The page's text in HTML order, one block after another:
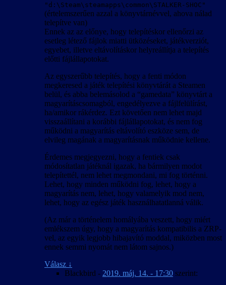
"d:\Steam\steamapps\common\STALKER-SHOC"
(értelemszerűen azzal a könyvtárnévvel, ahova nálad
telepítve van)
Ennek az az előnye, hogy telepítéskor ellenőrzi az
esetleg létező fájlok miatti ütközéseket, játékverziót,
egyebet, illetve eltávolításkor helyreállítja a telepítés
előtti fájlállapotokat.
Az egyszerűbb telepítés, hogy a fenti módon
megkeresed a játék telepítési könyvtárát a Steamen
belül, és abba belemásolod a “gamedata” könyvtárt a
magyarításcsomagból, engedélyezve a fájlfelülírást,
ha/amikor rákérdez. Ezt követően nem lehet majd
visszaállítani a korábbi fájlállapotokat, és nem fog
működni a magyarítás eltávolító eszköze sem, de
elvileg magának a magyarításnak működnie kellene.
Érdemes megjegyezni, hogy a fentiek csak
módosítatlan játéknál igazak, ha bármilyen modot
telepítettél, nem lehet megmondani, mi fog történni.
Lehet, hogy minden működni fog, lehet, hogy a
magyarítás nem, lehet, hogy valamelyik mod nem,
lehet, hogy az egész játék használhatatlanná válik.
(Az már a történelem homályába veszett, hogy miért
emlékszem úgy, hogy a magyarítás kompatibilis a ZRP-
vel, az egyik legjobb hibajavító moddal, miközben most
ennek semmi nyomát nem látom sajnos.)
Válasz ↓
Blackbird - 2019. máj. 14. - 17:30 szerint: